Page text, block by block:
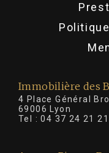
Immobilière des
4 Place
69006 Lyon
Tel :04 37 24 21 21